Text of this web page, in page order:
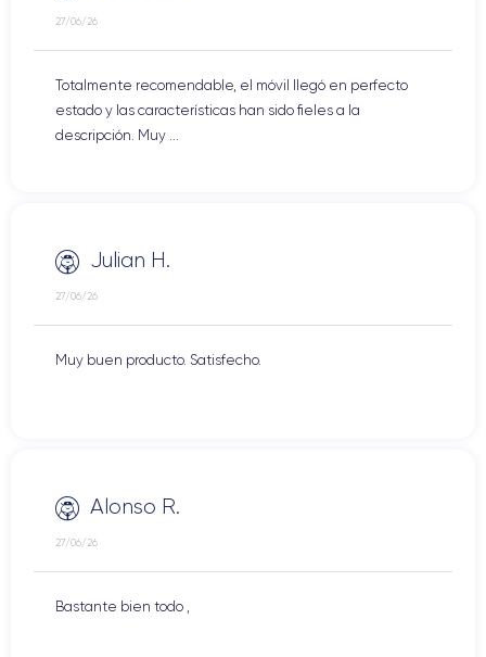
27/06/26
Totalmente recomendable, el móvil llegó en perfecto
estado y las características han sido fieles a la
descripción. Muy ...
Julian H.
27/06/26
Muy buen producto. Satisfecho.
Alonso R.
27/06/26
Bastante bien todo ,